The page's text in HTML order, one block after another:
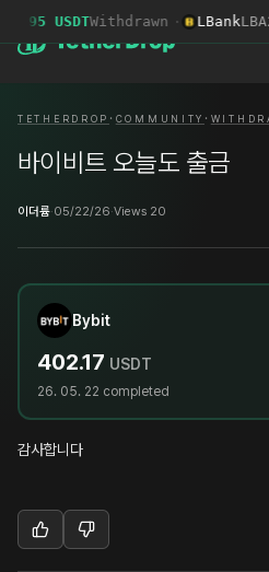
USDTWithdrawn · LBank
TETHERDROP · COMMUNITY ·
바이비트 오늘도 출금
이더륨·05/22/26·Views 20
Bybit
402.17 USDT
26. 05. 22 completed
감사합니다